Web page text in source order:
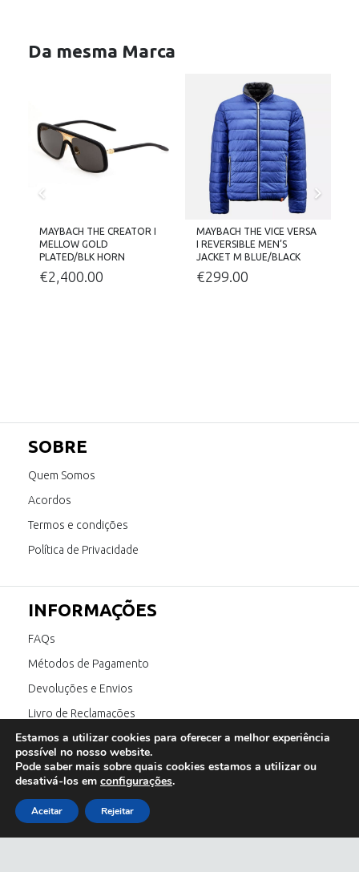
Da mesma Marca
MAYBACH THE CREATOR I
MELLOW GOLD
PLATED/BLK HORN
€2,400.00
MAYBACH THE VICE VERSA
I REVERSIBLE MEN’S
JACKET M BLUE/BLACK
€299.00
SOBRE
Quem Somos
Acordos
Termos e condições
Política de Privacidade
INFORMAÇÕES
FAQs
Métodos de Pagamento
Devoluções e Envios
Livro de Reclamações
Canal de Denúncia
SIGA-NOS
Estamos a utilizar cookies para oferecer a melhor experiência
possível no nosso website.
Pode saber mais sobre quais cookies estamos a utilizar ou
desativá-los em configurações.
Aceitar Rejeitar